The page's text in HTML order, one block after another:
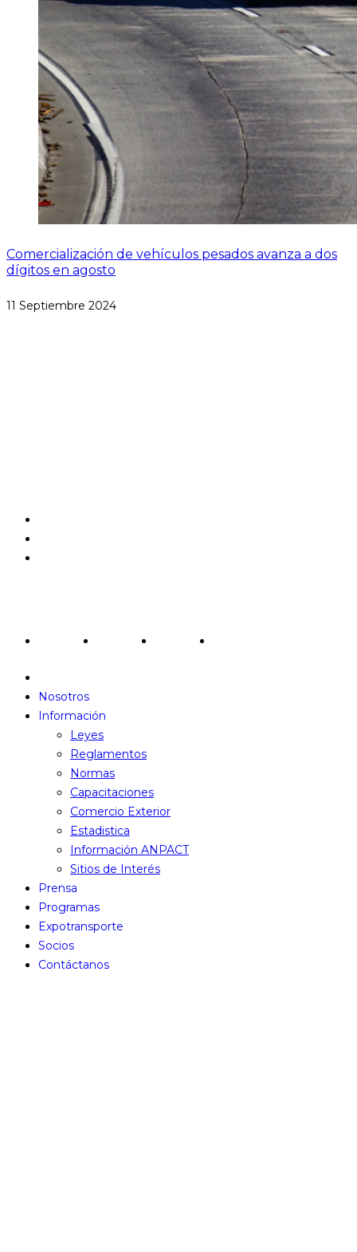
Comercialización de vehículos pesados avanza a dos
dígitos en agosto
11 Septiembre 2024
Nosotros
Información
Leyes
Reglamentos
Normas
Capacitaciones
Comercio Exterior
Estadistica
Información ANPACT
Sitios de Interés
Prensa
Programas
Expotransporte
Socios
Contáctanos